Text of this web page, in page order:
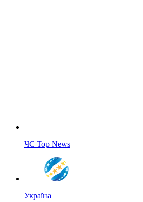
ЧС Top News
Україна